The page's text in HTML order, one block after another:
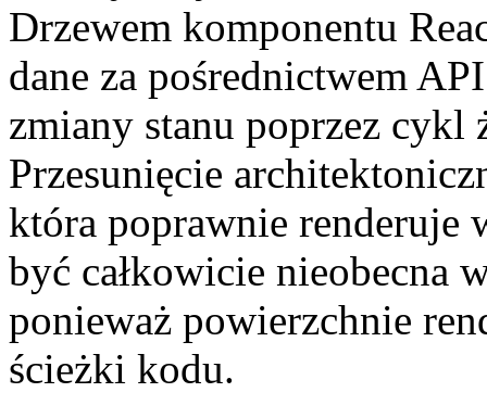
Drzewem komponentu
dane za pośrednictwem
zmiany stanu poprzez cykl
Przesunięcie
która poprawnie renderuje
być całkowicie nieobecna
ponieważ powierzchnie
ścieżki kodu.